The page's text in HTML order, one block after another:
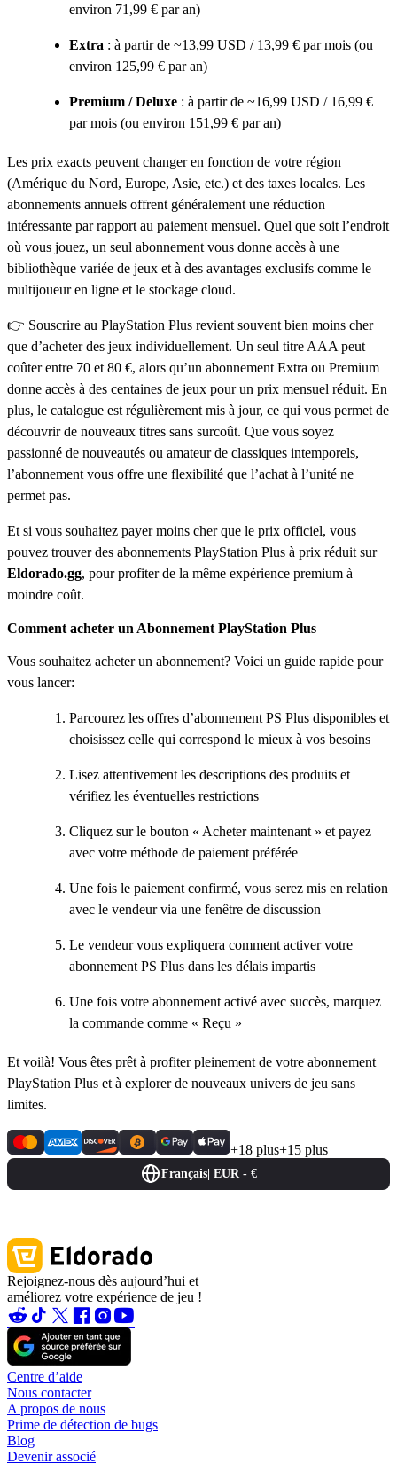
environ 71,99 € par an)
Extra : à partir de ~13,99 USD / 13,99 € par mois (ou
environ 125,99 € par an)
Premium / Deluxe : à partir de ~16,99 USD / 16,99 €
par mois (ou environ 151,99 € par an)
Les prix exacts peuvent changer en fonction de votre région
(Amérique du Nord, Europe, Asie, etc.) et des taxes locales. Les
abonnements annuels offrent généralement une réduction
intéressante par rapport au paiement mensuel. Quel que soit l’endroit
où vous jouez, un seul abonnement vous donne accès à une
bibliothèque variée de jeux et à des avantages exclusifs comme le
multijoueur en ligne et le stockage cloud.
👉 Souscrire au PlayStation Plus revient souvent bien moins cher
que d’acheter des jeux individuellement. Un seul titre AAA peut
coûter entre 70 et 80 €, alors qu’un abonnement Extra ou Premium
donne accès à des centaines de jeux pour un prix mensuel réduit. En
plus, le catalogue est régulièrement mis à jour, ce qui vous permet de
découvrir de nouveaux titres sans surcoût. Que vous soyez
passionné de nouveautés ou amateur de classiques intemporels,
l’abonnement vous offre une flexibilité que l’achat à l’unité ne
permet pas.
Et si vous souhaitez payer moins cher que le prix officiel, vous
pouvez trouver des abonnements PlayStation Plus à prix réduit sur
Eldorado.gg, pour profiter de la même expérience premium à
moindre coût.
Comment acheter un Abonnement PlayStation Plus
Vous souhaitez acheter un abonnement? Voici un guide rapide pour
vous lancer:
Parcourez les offres d’abonnement PS Plus disponibles et
choisissez celle qui correspond le mieux à vos besoins
Lisez attentivement les descriptions des produits et
vérifiez les éventuelles restrictions
Cliquez sur le bouton « Acheter maintenant » et payez
avec votre méthode de paiement préférée
Une fois le paiement confirmé, vous serez mis en relation
avec le vendeur via une fenêtre de discussion
Le vendeur vous expliquera comment activer votre
abonnement PS Plus dans les délais impartis
Une fois votre abonnement activé avec succès, marquez
la commande comme « Reçu »
Et voilà! Vous êtes prêt à profiter pleinement de votre abonnement
PlayStation Plus et à explorer de nouveaux univers de jeu sans
limites.
+18 plus+15 plus
Français EUR - €
Rejoignez-nous dès aujourd’hui et
améliorez votre expérience de jeu !
Centre d’aide
Nous contacter
A propos de nous
Prime de détection de bugs
Blog
Devenir associé